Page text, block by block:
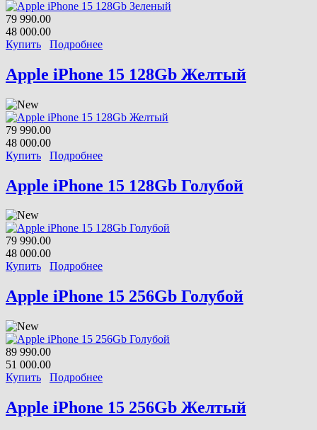
79 990.00
48 000.00
Купить
Подробнее
Apple iPhone 15 128Gb Желтый
79 990.00
48 000.00
Купить
Подробнее
Apple iPhone 15 128Gb Голубой
79 990.00
48 000.00
Купить
Подробнее
Apple iPhone 15 256Gb Голубой
89 990.00
51 000.00
Купить
Подробнее
Apple iPhone 15 256Gb Желтый